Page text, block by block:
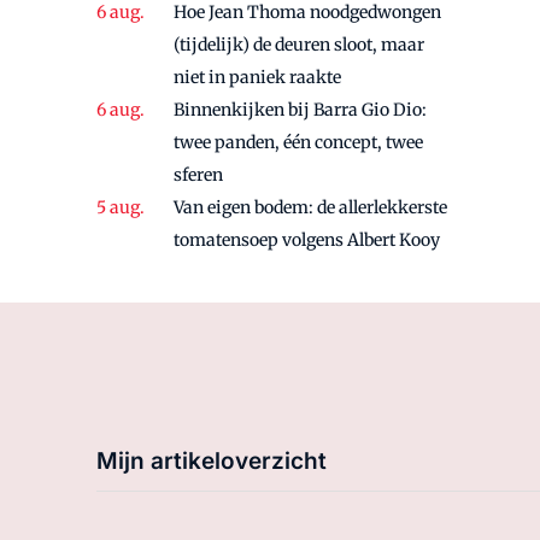
Hoe Jean Thoma noodgedwongen
(tijdelijk) de deuren sloot, maar
niet in paniek raakte
Binnenkijken bij Barra Gio Dio:
twee panden, één concept, twee
sferen
Van eigen bodem: de allerlekkerste
tomatensoep volgens Albert Kooy
Mijn artikeloverzicht